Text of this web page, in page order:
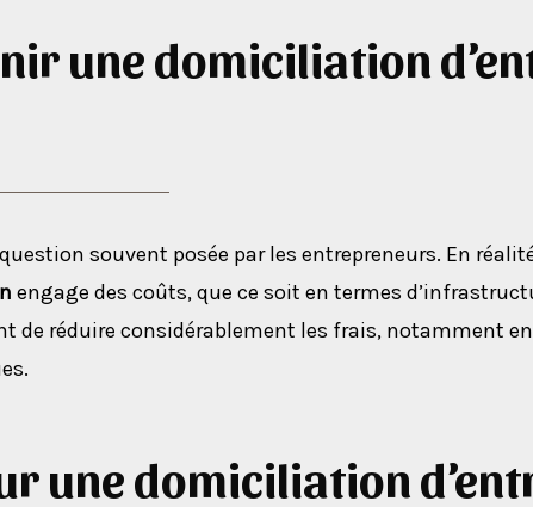
une domiciliation
souvent posée par les entrepreneurs. En
engage des coûts, que ce soit en termes
de réduire considérablement les frais, notamment
une domiciliation